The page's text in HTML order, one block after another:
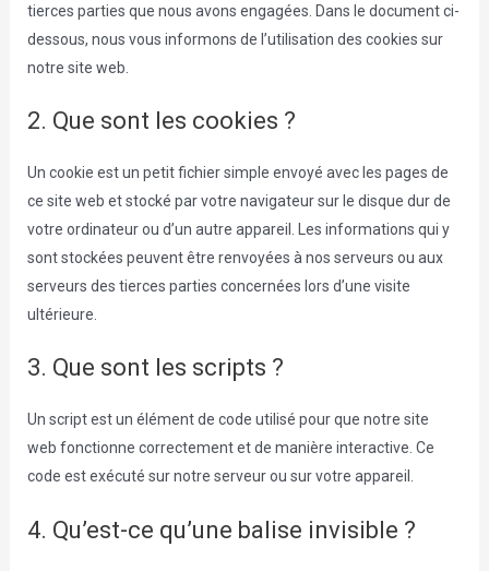
ÉTUDES DE CAS
CONTACTEZ-NOUS
FRANÇAIS
tierces parties que nous avons engagées. Dans le document ci-
dessous, nous vous informons de l’utilisation des cookies sur
notre site web.
2. Que sont les cookies ?
Un cookie est un petit fichier simple envoyé avec les pages de
ce site web et stocké par votre navigateur sur le disque dur de
votre ordinateur ou d’un autre appareil. Les informations qui y
sont stockées peuvent être renvoyées à nos serveurs ou aux
serveurs des tierces parties concernées lors d’une visite
ultérieure.
3. Que sont les scripts ?
Un script est un élément de code utilisé pour que notre site
web fonctionne correctement et de manière interactive. Ce
code est exécuté sur notre serveur ou sur votre appareil.
4. Qu’est-ce qu’une balise invisible ?